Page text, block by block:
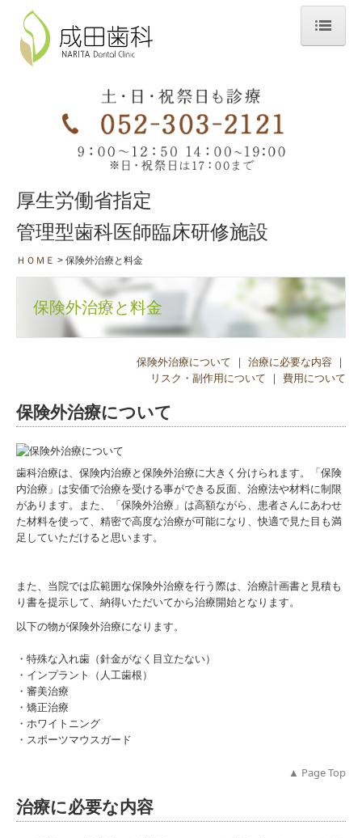
ＨＯＭＥ
当院のこだわり
スタッフ・院内紹介
診療時間＆アクセス
診療案内
一般診療
歯科口腔外科
訪問診療・往診
矯正歯科
小児歯科
インプラント
特殊な入れ歯
ホワイトニング
保険外治療と料金
歯科衛生士 採用情報
歯科助手 採用情報
臨床研修医 採用情報
歯科医師採用情報
歯科医師臨床研修（管理型）研修医募集
厚生労働省指定
管理型歯科医師臨床研修施設
ＨＯＭＥ 保険外治療と料金
保険外治療と料金
保険外治療について ｜ 治療に必要な内容 ｜
リスク・副作用について ｜ 費用について
保険外治療について
歯科治療は、保険内治療と保険外治療に大きく分けられます。「保険
内治療」は安価で治療を受ける事ができる反面、治療法や材料に制限
があります。また、「保険外治療」は高額ながら、患者さんにあわせ
た材料を使って、精密で高度な治療が可能になり、快適で見た目も満
足していただけると思います。
また、当院では広範囲な保険外治療を行う際は、治療計画書と見積も
り書を提示して、納得いただいてから治療開始となります。
以下の物が保険外治療になります。
・特殊な入れ歯（針金がなく目立たない）
・インプラント（人工歯根）
・審美治療
・矯正治療
・ホワイトニング
・スポーツマウスガード
▲ Page Top
治療に必要な内容